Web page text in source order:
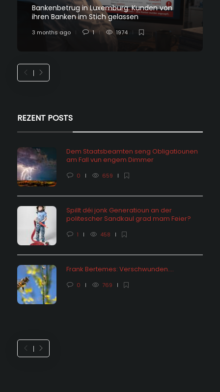
Bankenbetrug in Luxemburg: Kunden von
ihren Banken im Stich gelassen
3 months ago 1 1974
REZENT POSTS
Dem Staatsbeamten seng Obligatiounen
am Fall vun engem Dimmer
0 659
Spillt déi jonk Generatioun an der
politescher Sandkaul grad mam Feier?
1 458
Frank Bertemes: Verschwunden….
0 769